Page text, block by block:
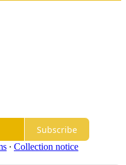
Subscribe
∙ Collection notice